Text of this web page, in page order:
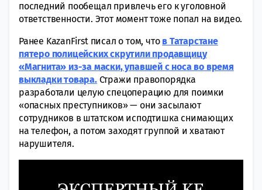
последний пообещал привлечь его к уголовной
ответственности. Этот момент тоже попал на видео.
Ранее KazanFirst писал о том, что в Татарстане
пятеро полицейских скрутили продавщицу
«Магнита» из-за маски, упавшей с носа во время
выкладки товара.Стражи правопорядка
разработали целую спецоперацию для поимки
«опасных преступников» — они засылают
сотрудников в штатском исподтишка снимающих
на телефон, а потом заходят группой и хватают
нарушителя.